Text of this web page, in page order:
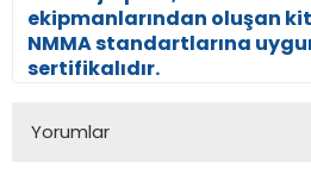
ekipmanlarından oluşan
NMMA standartlarına
sertifikalıdır.
Yorumlar